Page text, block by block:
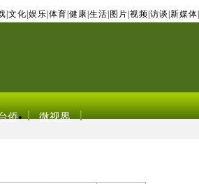
文化 娱乐 体育 健康 生活 图片 视频 访谈 新媒体
侨 微视界